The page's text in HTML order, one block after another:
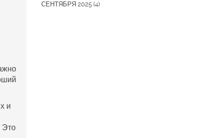
и
Это
СЕНТЯБРЯ 2025 (4)